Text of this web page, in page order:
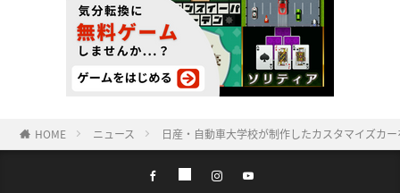
HOME ニュース 日産・自動車大学校が制作したカスタマイズカ